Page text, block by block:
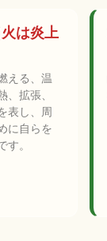
は炎上
える、温
、拡張、
表し、周
に自らを
す。